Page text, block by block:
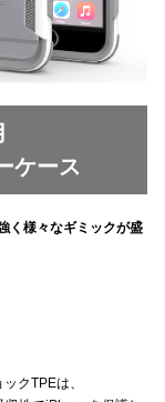
ケース
く様々なギミックが盛
クTPEは、